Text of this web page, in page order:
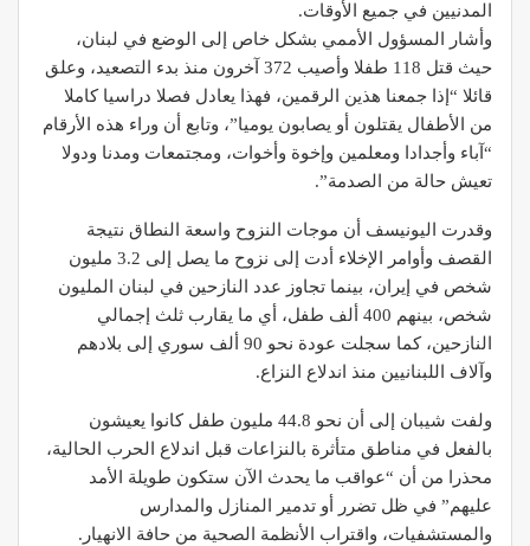
المدنيين في جميع الأوقات.
وأشار المسؤول الأممي بشكل خاص إلى الوضع في لبنان،
حيث قتل 118 طفلا وأصيب 372 آخرون منذ بدء التصعيد، وعلق
قائلا “إذا جمعنا هذين الرقمين، فهذا يعادل فصلا دراسيا كاملا
من الأطفال يقتلون أو يصابون يوميا”، وتابع أن وراء هذه الأرقام
“آباء وأجدادا ومعلمين وإخوة وأخوات، ومجتمعات ومدنا ودولا
تعيش حالة من الصدمة”.
وقدرت اليونيسف أن موجات النزوح واسعة النطاق نتيجة
القصف وأوامر الإخلاء أدت إلى نزوح ما يصل إلى 3.2 مليون
شخص في إيران، بينما تجاوز عدد النازحين في لبنان المليون
شخص، بينهم 400 ألف طفل، أي ما يقارب ثلث إجمالي
النازحين، كما سجلت عودة نحو 90 ألف سوري إلى بلادهم
وآلاف اللبنانيين منذ اندلاع النزاع.
ولفت شيبان إلى أن نحو 44.8 مليون طفل كانوا يعيشون
بالفعل في مناطق متأثرة بالنزاعات قبل اندلاع الحرب الحالية،
محذرا من أن “عواقب ما يحدث الآن ستكون طويلة الأمد
عليهم” في ظل تضرر أو تدمير المنازل والمدارس
والمستشفيات، واقتراب الأنظمة الصحية من حافة الانهيار.